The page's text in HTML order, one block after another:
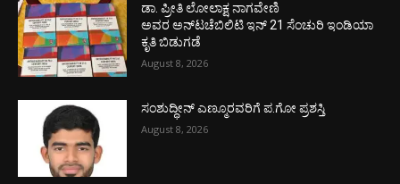
ಡಾ. ಪ್ರೀತಿ ಲೋಲಾಕ್ಷ ನಾಗವೇಣಿ
ಅವರ ಅನ್‌ಟಚೆಬಿಲಿಟಿ ಇನ್ 21 ಸೆಂಚುರಿ ಇಂಡಿಯಾ
ಕೃತಿ ಬಿಡುಗಡೆ
August 8, 2026
ಸಂಶುದ್ಧೀನ್ ಎಣ್ಮೂರವರಿಗೆ ಪ.ಗೋ ಪ್ರಶಸ್ತಿ
August 8, 2026